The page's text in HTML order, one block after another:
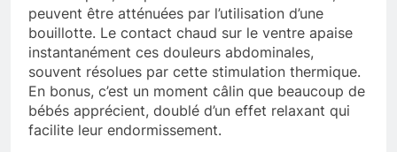
peuvent être atténuées par l’utilisation d’une
bouillotte. Le contact chaud sur le ventre apaise
instantanément ces douleurs abdominales,
souvent résolues par cette stimulation thermique.
En bonus, c’est un moment câlin que beaucoup de
bébés apprécient, doublé d’un effet relaxant qui
facilite leur endormissement.